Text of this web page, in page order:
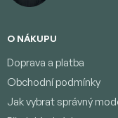
O NÁKUPU
Doprava a platba
Obchodní podmínky
Jak vybrat správný